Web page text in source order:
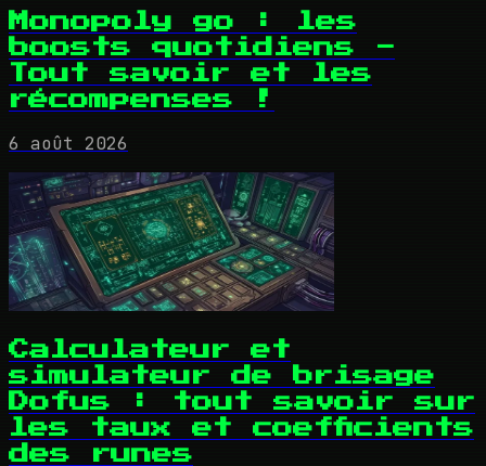
Monopoly go : les
boosts quotidiens -
Tout savoir et les
récompenses !
6 août 2026
Calculateur et
simulateur de brisage
Dofus : tout savoir sur
les taux et coefficients
des runes